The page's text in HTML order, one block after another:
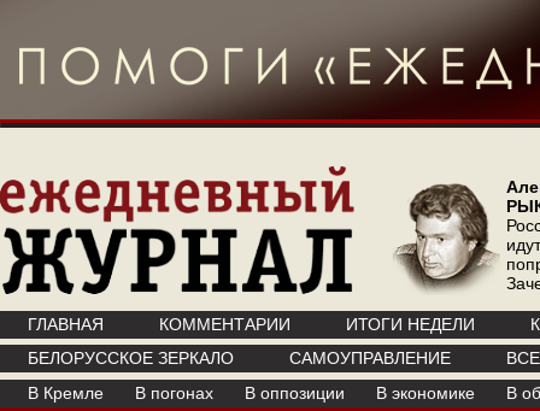
ГЛАВНАЯ КОММЕНТАРИИ ИТОГИ НЕДЕЛИ
БЕЛОРУССКОЕ ЗЕРКАЛО
САМОУПРАВЛЕНИЕ
В Кремле
В погонах В оппозиции В экономике
В